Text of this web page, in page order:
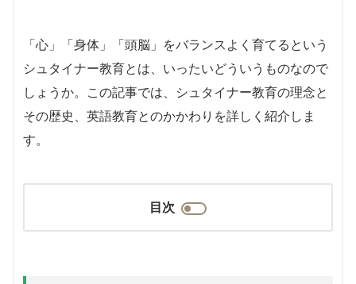
「心」「身体」「頭脳」をバランスよく育てるという
シュタイナー教育とは、いったいどういうものなので
しょうか。この記事では、シュタイナー教育の理念と
その歴史、英語教育とのかかわりを詳しく紹介しま
す。
目次